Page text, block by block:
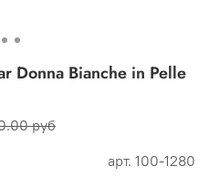
арт. 100-1280
Donna Bianche in Pelle
руб